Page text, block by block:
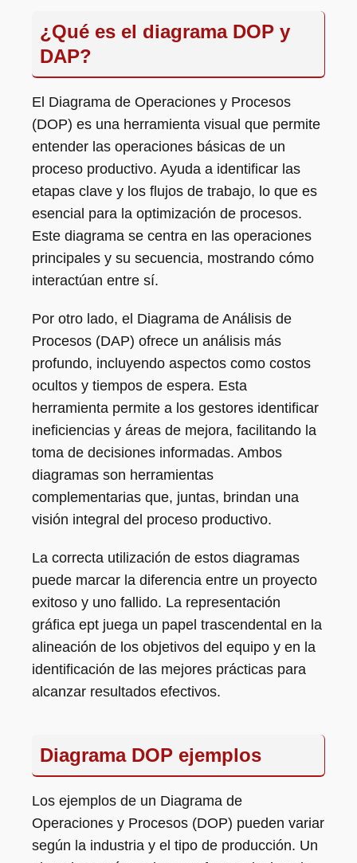
¿Qué es el diagrama DOP y
DAP?
El Diagrama de Operaciones y Procesos
(DOP) es una herramienta visual que permite
entender las operaciones básicas de un
proceso productivo. Ayuda a identificar las
etapas clave y los flujos de trabajo, lo que es
esencial para la optimización de procesos.
Este diagrama se centra en las operaciones
principales y su secuencia, mostrando cómo
interactúan entre sí.
Por otro lado, el Diagrama de Análisis de
Procesos (DAP) ofrece un análisis más
profundo, incluyendo aspectos como costos
ocultos y tiempos de espera. Esta
herramienta permite a los gestores identificar
ineficiencias y áreas de mejora, facilitando la
toma de decisiones informadas. Ambos
diagramas son herramientas
complementarias que, juntas, brindan una
visión integral del proceso productivo.
La correcta utilización de estos diagramas
puede marcar la diferencia entre un proyecto
exitoso y uno fallido. La representación
gráfica ept juega un papel trascendental en la
alineación de los objetivos del equipo y en la
identificación de las mejores prácticas para
alcanzar resultados efectivos.
Diagrama DOP ejemplos
Los ejemplos de un Diagrama de
Operaciones y Procesos (DOP) pueden variar
según la industria y el tipo de producción. Un